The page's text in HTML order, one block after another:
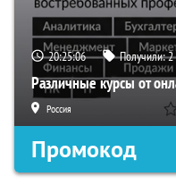
20:25:05 Получили:2
Различные курсы от
Россия
Промокод